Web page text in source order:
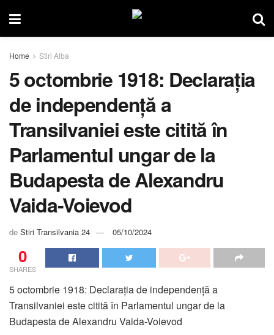
Home Stiri Alba
5 octombrie 1918: Declaraţia
de independenţă a
Transilvaniei este citită în
Parlamentul ungar de la
Budapesta de Alexandru
Vaida-Voievod
de Stiri Transilvania 24 05/10/2024
0
SHARES
5 octombrie 1918: Declaraţia de independenţă a
Transilvaniei este citită în Parlamentul ungar de la
Budapesta de Alexandru Vaida-Voievod